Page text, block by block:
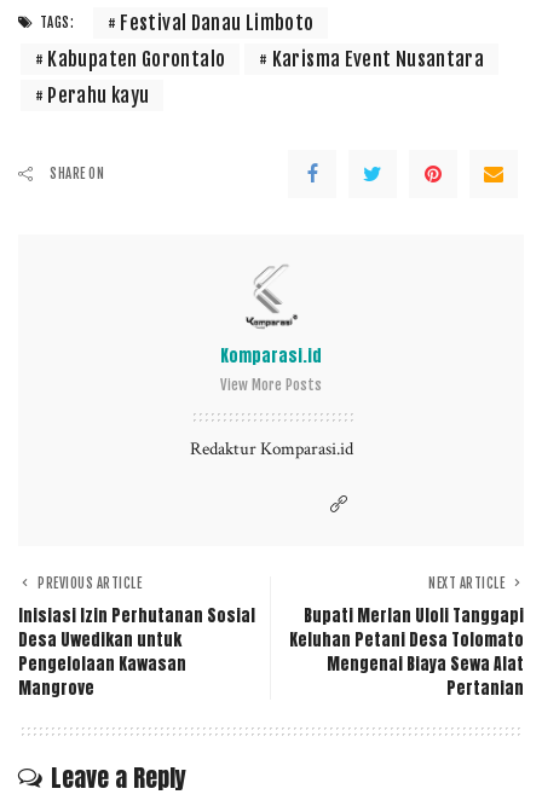
TAGS:
Festival Danau Limboto
Kabupaten Gorontalo
Karisma Event Nusantara
Perahu kayu
SHARE ON
Komparasi.id
View More Posts
Redaktur Komparasi.id
PREVIOUS ARTICLE
Inisiasi Izin Perhutanan Sosial
Desa Uwedikan untuk
Pengelolaan Kawasan
Mangrove
NEXT ARTICLE
Bupati Merlan Uloli Tanggapi
Keluhan Petani Desa Tolomato
Mengenai Biaya Sewa Alat
Pertanian
Leave a Reply